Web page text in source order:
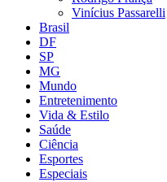
Vinícius Passarelli
Brasil
DF
SP
MG
Mundo
Entretenimento
Vida & Estilo
Saúde
Ciência
Esportes
Especiais